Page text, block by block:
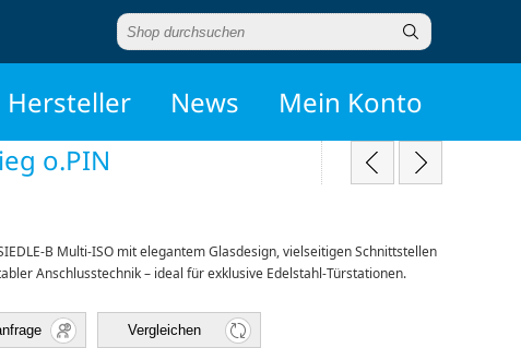
Hersteller News
Mein Konto
o.PIN
B Multi-ISO mit elegantem Glasdesign, vielseitigen Schnittstellen
Anschlusstechnik – ideal für exklusive Edelstahl-Türstationen.
Vergleichen